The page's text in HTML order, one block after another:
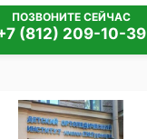
ПОЗВОНИТЕ СЕЙЧАС
(812) 209-10-39